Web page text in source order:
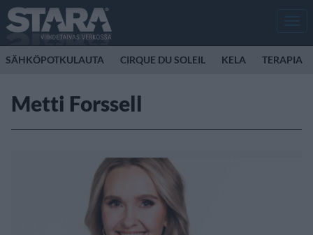
SÄHKÖPOTKULAUTA CIRQUE DU SOLEIL KELA TERAPIA
Metti Forssell